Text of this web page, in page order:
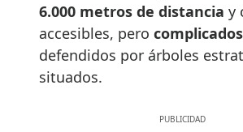
6.000 metros de distancia y
accesibles, pero complicados
defendidos por árboles
situados.